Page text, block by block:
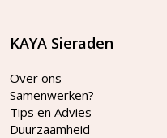
KAYA Sieraden
Over ons
Samenwerken?
Tips en Advies
Duurzaamheid